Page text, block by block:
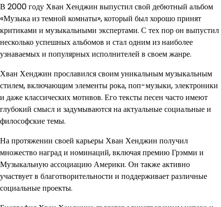
В 2000 году Хван Хенджин выпустил свой дебютный альбом
«Музыка из темной комнаты», который был хорошо принят
критиками и музыкальными экспертами. С тех пор он выпустил
несколько успешных альбомов и стал одним из наиболее
узнаваемых и популярных исполнителей в своем жанре.
Хван Хенджин прославился своим уникальным музыкальным
стилем, включающим элементы рока, поп-музыки, электроники
и даже классических мотивов. Его тексты песен часто имеют
глубокий смысл и задумываются на актуальные социальные и
философские темы.
На протяжении своей карьеры Хван Хенджин получил
множество наград и номинаций, включая премию Грэмми и
Музыкальную ассоциацию Америки. Он также активно
участвует в благотворительности и поддерживает различные
социальные проекты.